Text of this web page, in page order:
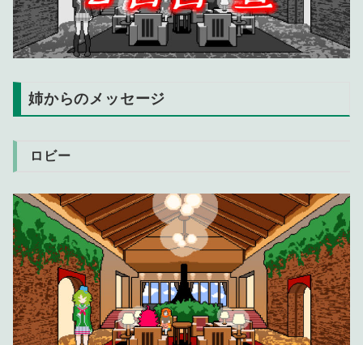
姉からのメッセージ
ロビー